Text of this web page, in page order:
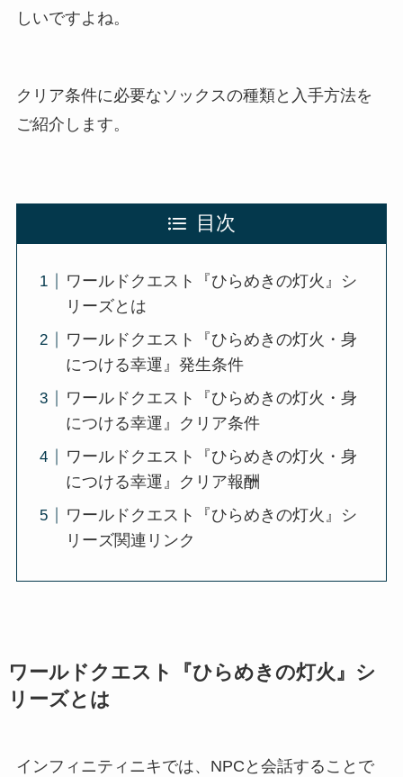
しいですよね。
クリア条件に必要なソックスの種類と入手方法を
ご紹介します。
目次
ワールドクエスト『ひらめきの灯火』シ
リーズとは
ワールドクエスト『ひらめきの灯火・身
につける幸運』発生条件
ワールドクエスト『ひらめきの灯火・身
につける幸運』クリア条件
ワールドクエスト『ひらめきの灯火・身
につける幸運』クリア報酬
ワールドクエスト『ひらめきの灯火』シ
リーズ関連リンク
ワールドクエスト『ひらめきの灯火』シ
リーズとは
インフィニティニキでは、NPCと会話することで